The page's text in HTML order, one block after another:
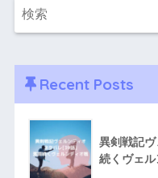
Recent Posts
異剣戦記
続くヴェ